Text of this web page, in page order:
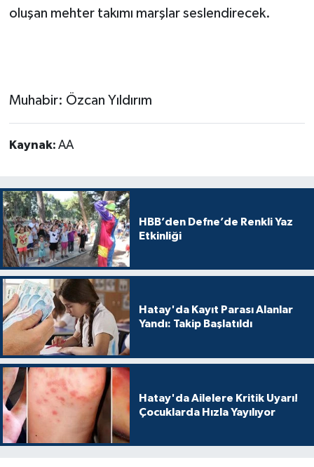
oluşan mehter takımı marşlar seslendirecek.
Muhabir: Özcan Yıldırım
Kaynak: AA
HBB’den Defne’de Renkli Yaz
Etkinliği
Hatay'da Kayıt Parası Alanlar
Yandı: Takip Başlatıldı
Hatay'da Ailelere Kritik Uyarı!
Çocuklarda Hızla Yayılıyor